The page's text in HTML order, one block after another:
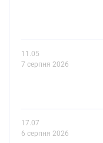
11.05
7 серпня 2026
17.07
6 серпня 2026